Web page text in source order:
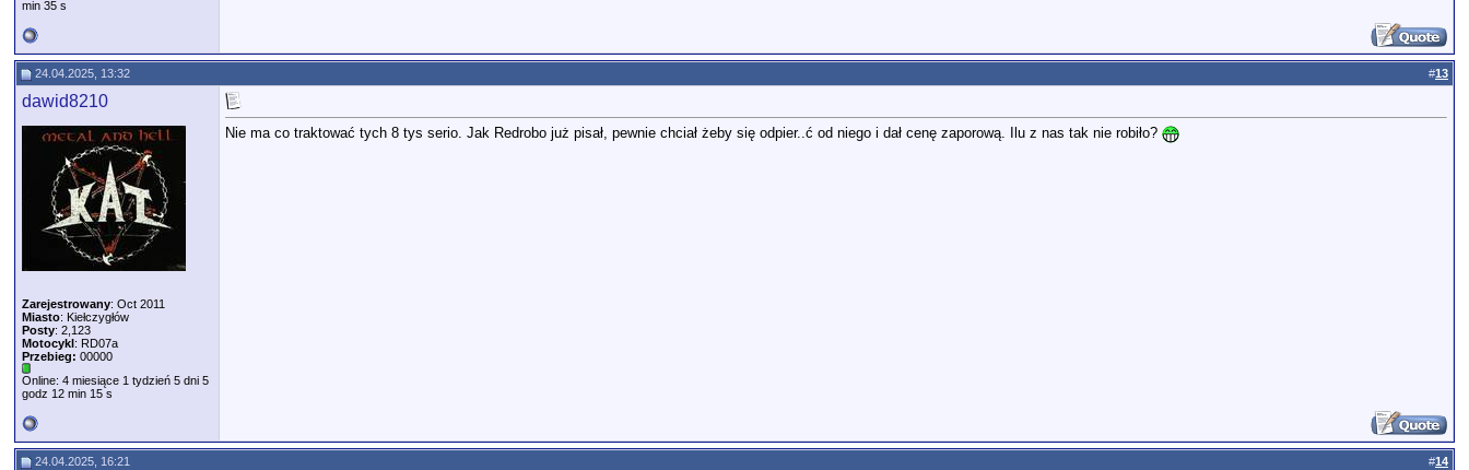
min 35 s
24.04.2025, 13:32 #13
dawid8210
Zarejestrowany: Oct 2011
Miasto: Kiełczygłów
Posty: 2,123
Motocykl: RD07a
Przebieg: 00000
Online: 4 miesiące 1 tydzień 5 dni 5
godz 12 min 15 s
Nie ma co traktować tych 8 tys serio. Jak Redrobo już pisał, pewnie chciał żeby się odpier..ć od niego i dał cenę zaporową. Ilu z nas tak nie robiło?
24.04.2025, 16:21 #14